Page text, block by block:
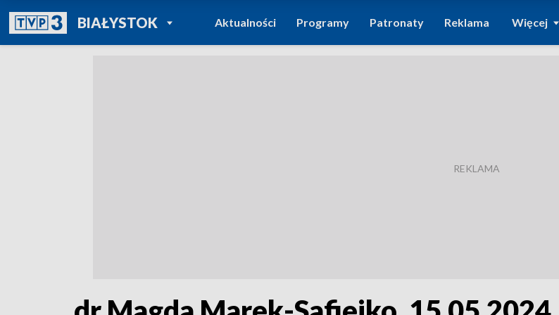
BIAŁYSTOKPOWRÓT DO
TVP REGIONY
Aktualności Programy Patronaty Reklama Więcej